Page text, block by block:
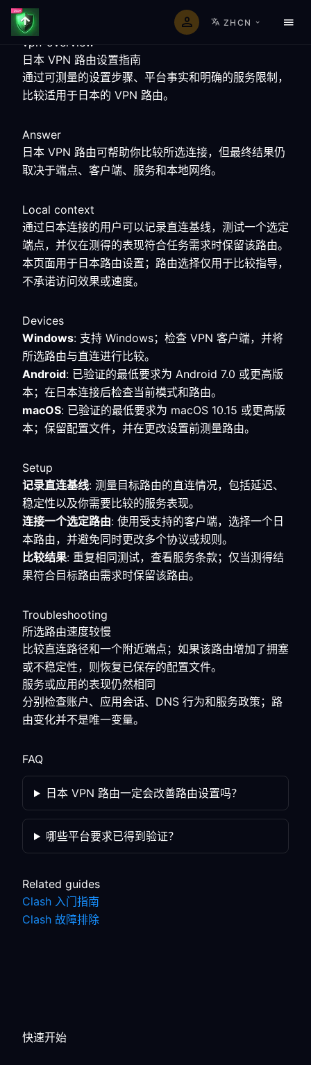
ZHCN
vpn-overview
日本 VPN 路由设置指南
通过可测量的设置步骤、平台事实和明确的服务限制，
比较适用于日本的 VPN 路由。
Answer
日本 VPN 路由可帮助你比较所选连接，但最终结果仍
取决于端点、客户端、服务和本地网络。
Local context
通过日本连接的用户可以记录直连基线，测试一个选定
端点，并仅在测得的表现符合任务需求时保留该路由。
本页面用于日本路由设置；路由选择仅用于比较指导，
不承诺访问效果或速度。
Devices
Windows: 支持 Windows；检查 VPN 客户端，并将
所选路由与直连进行比较。
Android: 已验证的最低要求为 Android 7.0 或更高版
本；在日本连接后检查当前模式和路由。
macOS: 已验证的最低要求为 macOS 10.15 或更高版
本；保留配置文件，并在更改设置前测量路由。
Setup
记录直连基线: 测量目标路由的直连情况，包括延迟、
稳定性以及你需要比较的服务表现。
连接一个选定路由: 使用受支持的客户端，选择一个日
本路由，并避免同时更改多个协议或规则。
比较结果: 重复相同测试，查看服务条款；仅当测得结
果符合目标路由需求时保留该路由。
Troubleshooting
所选路由速度较慢
比较直连路径和一个附近端点；如果该路由增加了拥塞
或不稳定性，则恢复已保存的配置文件。
服务或应用的表现仍然相同
分别检查账户、应用会话、DNS 行为和服务政策；路
由变化并不是唯一变量。
FAQ
日本 VPN 路由一定会改善路由设置吗？
哪些平台要求已得到验证？
Related guides
Clash 入门指南
Clash 故障排除
快速开始